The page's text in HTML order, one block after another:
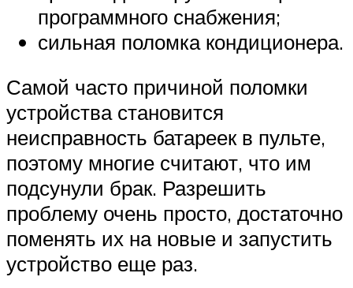
программного снабжения;
сильная поломка кондиционера.
Самой часто причиной поломки
устройства становится
неисправность батареек в пульте,
поэтому многие считают, что им
подсунули брак. Разрешить
проблему очень просто, достаточно
поменять их на новые и запустить
устройство еще раз.